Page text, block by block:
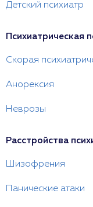
Детский психиатр
Психиатрическая
Скорая
Анорексия
Неврозы
Расстройства
Шизофрения
Панические атаки